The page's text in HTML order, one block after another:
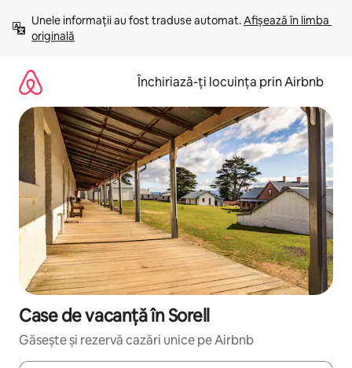
mergi
conținut
Unele informații au fost traduse automat. Afișează în limba
originală
Închiriază-ți locuința prin Airbnb
Case de vacanță în Sorell
Găsește și rezervă cazări unice pe Airbnb